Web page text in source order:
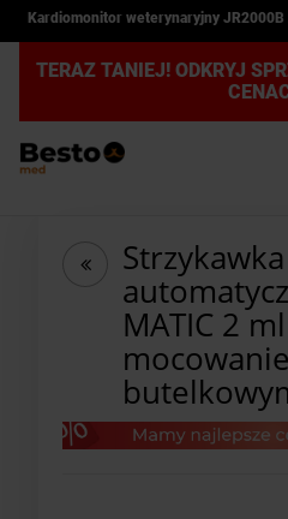
Kardiomonitor weterynaryjny JR2000B
TERAZ TANIEJ! ODKRYJ
Strzykawka
MATIC 2